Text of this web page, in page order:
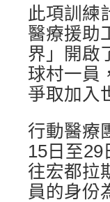
此項訓練
醫療援助
界」開啟
球村一員
爭取加入
行動醫療
15日至
往宏都拉
員的身份